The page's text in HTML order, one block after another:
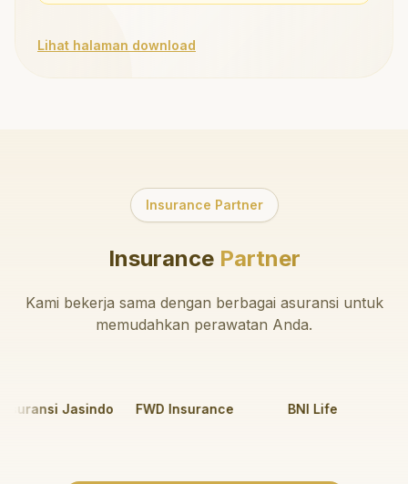
Lihat halaman download
Insurance Partner
InsurancePartner
Kami bekerja sama dengan berbagai asuransi untuk
memudahkan perawatan Anda.
Jasindo FWD Insurance BNI Life